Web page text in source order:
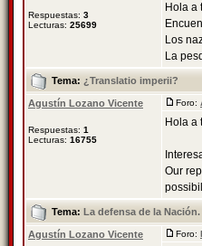
Respuestas: 3
Lecturas: 25699
Hola a
Los
La
Tema: ¿Translatio imperii?
Agustín Lozano Vicente
Respuestas: 1
Lecturas: 16755
Foro:
Hola a
Our
Tema: La defensa de la Nación.
Agustín Lozano Vicente Foro: